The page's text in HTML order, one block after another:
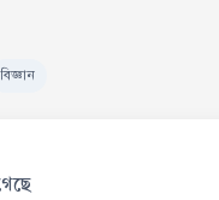
বিজ্ঞান